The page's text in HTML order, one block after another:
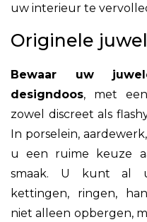
uw interieur te
Originele
Bewaar uw
designdoos, met
zowel discreet als
In porselein,
u een ruime keuze
smaak. U kunt al
kettingen, ringen,
niet alleen opbergen,